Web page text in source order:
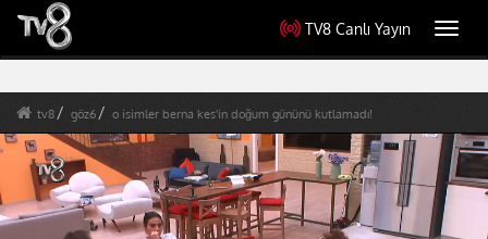
TV8 Canlı Yayın
tv8 göz6 o isimler berna kes'in doğum gününü kutlamadı!